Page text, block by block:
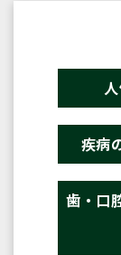
疾病
歯・口